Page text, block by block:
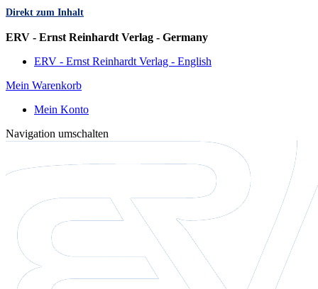
Direkt zum Inhalt
ERV - Ernst Reinhardt Verlag - Germany
ERV - Ernst Reinhardt Verlag - English
Mein Warenkorb
Mein Konto
Navigation umschalten